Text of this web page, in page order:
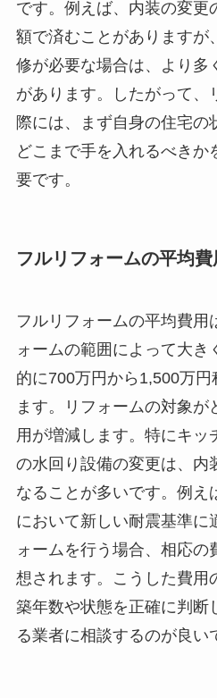
です。例えば、内装の変更
額で済むことがありますが
修が必要な場合は、より多
があります。したがって、
際には、まず自身の住宅の
どこまで手を入れるべきか
要です。
フルリフォームの平均
フルリフォームの平均費用
ォームの範囲によって大き
的に700万円から1,500万
ます。リフォームの対象が
用が増減します。特にキッ
の水回り設備の変更は、内
なることが多いです。例え
において新しい耐震基準に
ォームを行う場合、相応の
想されます。こうした費用
築年数や状態を正確に判断
る業者に相談するのが良い